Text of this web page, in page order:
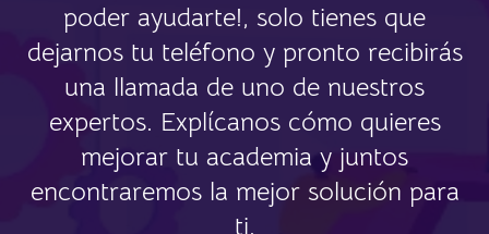
poder ayudarte!, solo tienes que
dejarnos tu teléfono y pronto recibirás
una llamada de uno de nuestros
expertos. Explícanos cómo quieres
mejorar tu academia y juntos
encontraremos la mejor solución para
ti.